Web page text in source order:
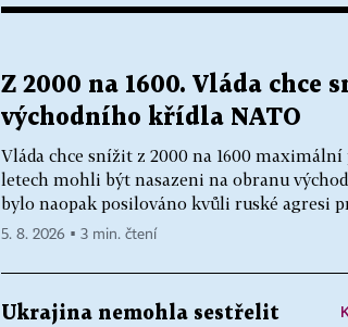
Z 2000 na 1600. Vláda chce
východního křídla NATO
Vláda chce snížit z 2000 na 1600
letech mohli být nasazeni na obranu
bylo naopak posilováno kvůli ruské agresi
5. 8. 2026 ▪ 3 min. čtení
Ukrajina nemohla sestřelit